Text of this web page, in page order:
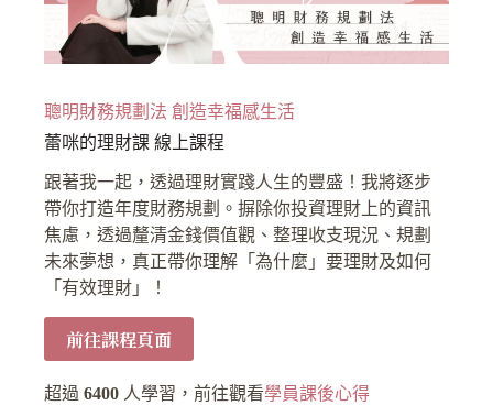
聰明財務規劃法 創造幸福感生活
蕾咪的理財課 線上課程
跟著我一起，透過理財實踐人生的豐盛！我將逐步
帶你打造年度財務規劃。摒除你投資理財上的資訊
焦慮，透過釐清金錢價值觀、整理收支現況、規劃
未來夢想，真正帶你理解「為什麼」要理財及如何
「有效理財」！
前往課程頁面
超過6400 人學習，前往觀看學員課後心得